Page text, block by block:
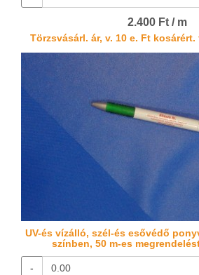
2.400 Ft / m
Törzsvásárl. ár, v. 10 e. Ft kosárért.
UV-és vízálló, szél-és esővédő
színben, 50 m-es
-